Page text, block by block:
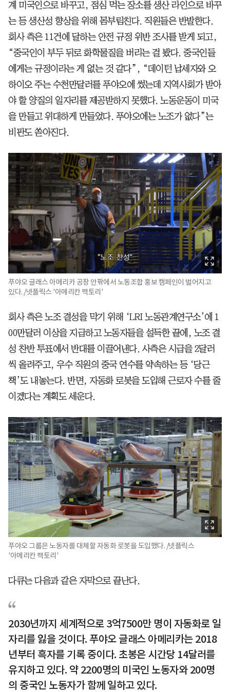
계 미국인으로 바꾸고, 점심 먹는 장소를 생산 라인으로 바꾸
는 등 생산성 향상을 위해 몸부림친다. 직원들은 반발한다.
회사 측은 11건에 달하는 안전 규정 위반 조사를 받게 되고,
“중국인이 부두 뒤로 화학물질을 버리는 걸 봤다. 중국인들
에게는 규정이라는 게 없는 것 같다”, “데이턴 납세자와 오
하이오 주는 수천만달러를 푸야오에 썼는데 지역사회가 받아
야 할 양질의 일자리를 제공받하지 못했다. 노동운동이 미국
을 만들고 위대하게 만들었다. 푸야오에는 노조가 없다”는
비판도 쏟아진다.
푸야오 글래스 아메리카 공장 안팎에서 노동조합 홍보 캠페인이 벌어지고
있다. /넷플릭스 '아메리칸 팩토리'
회사 측은 노조 결성을 막기 위해 ‘LRI 노동관계연구소’에 1
00만달러 이상을 지급하고 노동자들을 설득한 끝에, 노조 결
성 찬반 투표에서 반대를 이끌어낸다. 사측은 시급을 2달러
씩 올려주고, 우수 직원의 중국 연수를 약속하는 등 ‘당근
책’도 내놓는다. 반면, 자동화 로봇을 도입해 근로자 수를 줄
이겠다는 계획도 세운다.
푸야오 그룹은 노동자를 대체할 자동화 로봇을 도입했다. /넷플릭스
'아메리칸 팩토리'
다큐는 다음과 같은 자막으로 끝난다.
2030년까지 세계적으로 3억7500만 명이 자동화로 일
자리를 잃을 것이다. 푸야오 글래스 아메리카는 2018
년부터 흑자를 기록 중이다. 초봉은 시간당 14달러를
유지하고 있다. 약 2200명의 미국인 노동자와 200명
의 중국인 노동자가 함께 일하고 있다.